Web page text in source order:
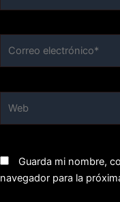
Guarda mi nombre,
navegador para la